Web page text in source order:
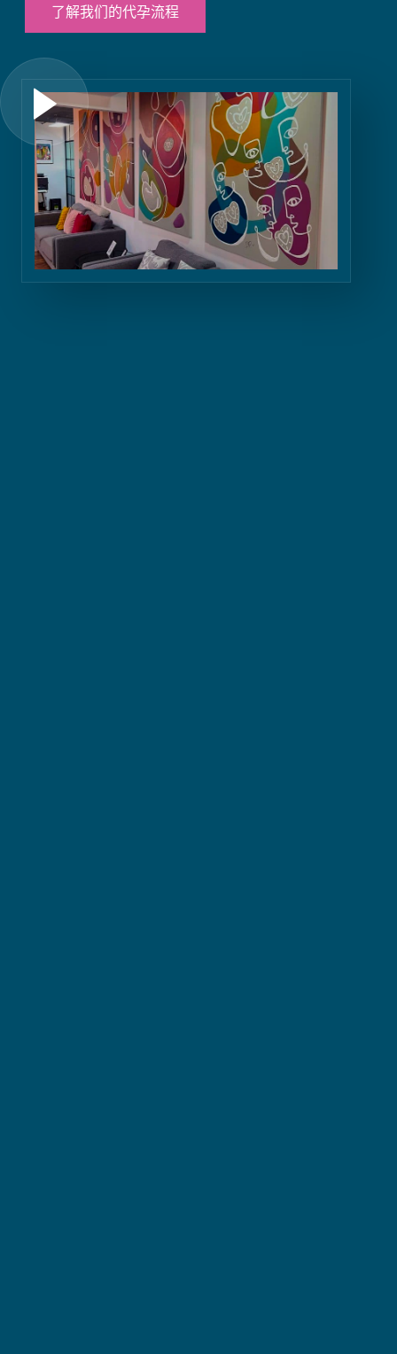
了解我们的代孕流程